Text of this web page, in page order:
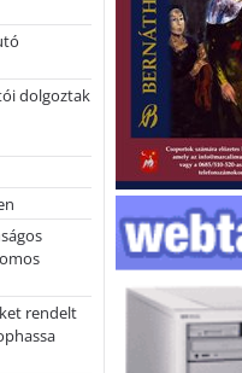
dolgoztak
rendelt